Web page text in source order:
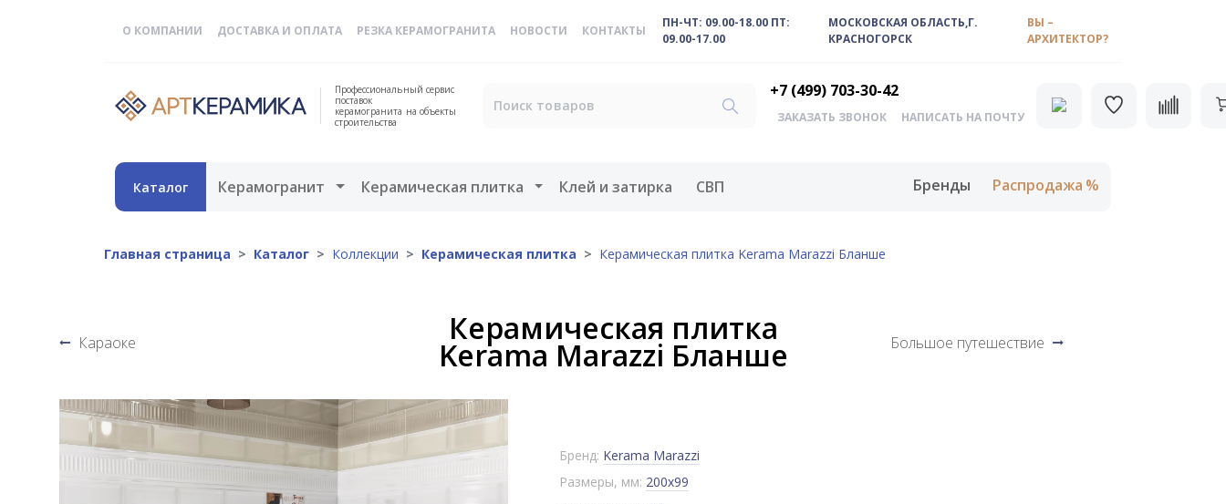
О КОМПАНИИ ДОСТАВКА И ОПЛАТА РЕЗКА КЕРАМОГРАНИТА НОВОСТИ КОНТАКТЫ
ПН-ЧТ: 09.00-18.00 ПТ:
09.00-17.00
МОСКОВСКАЯ ОБЛАСТЬ,Г.
КРАСНОГОРСК
ВЫ –
АРХИТЕКТОР?
Профессиональный сервис
поставок
керамогранита на объекты
строительства
+7 (499) 703-30-42
ЗАКАЗАТЬ ЗВОНОК НАПИСАТЬ НА ПОЧТУ
Каталог Керамогранит Открыть меню
Керамическая плитка Открыть меню
Клей и затирка СВП Бренды Распродажа
Главная страница Каталог Коллекции Керамическая плитка Керамическая плитка Kerama Marazzi Бланше
Караоке Керамическая плитка
Kerama Marazzi Бланше Большое путешествие
Бренд: Kerama Marazzi
Размеры, мм: 200x99